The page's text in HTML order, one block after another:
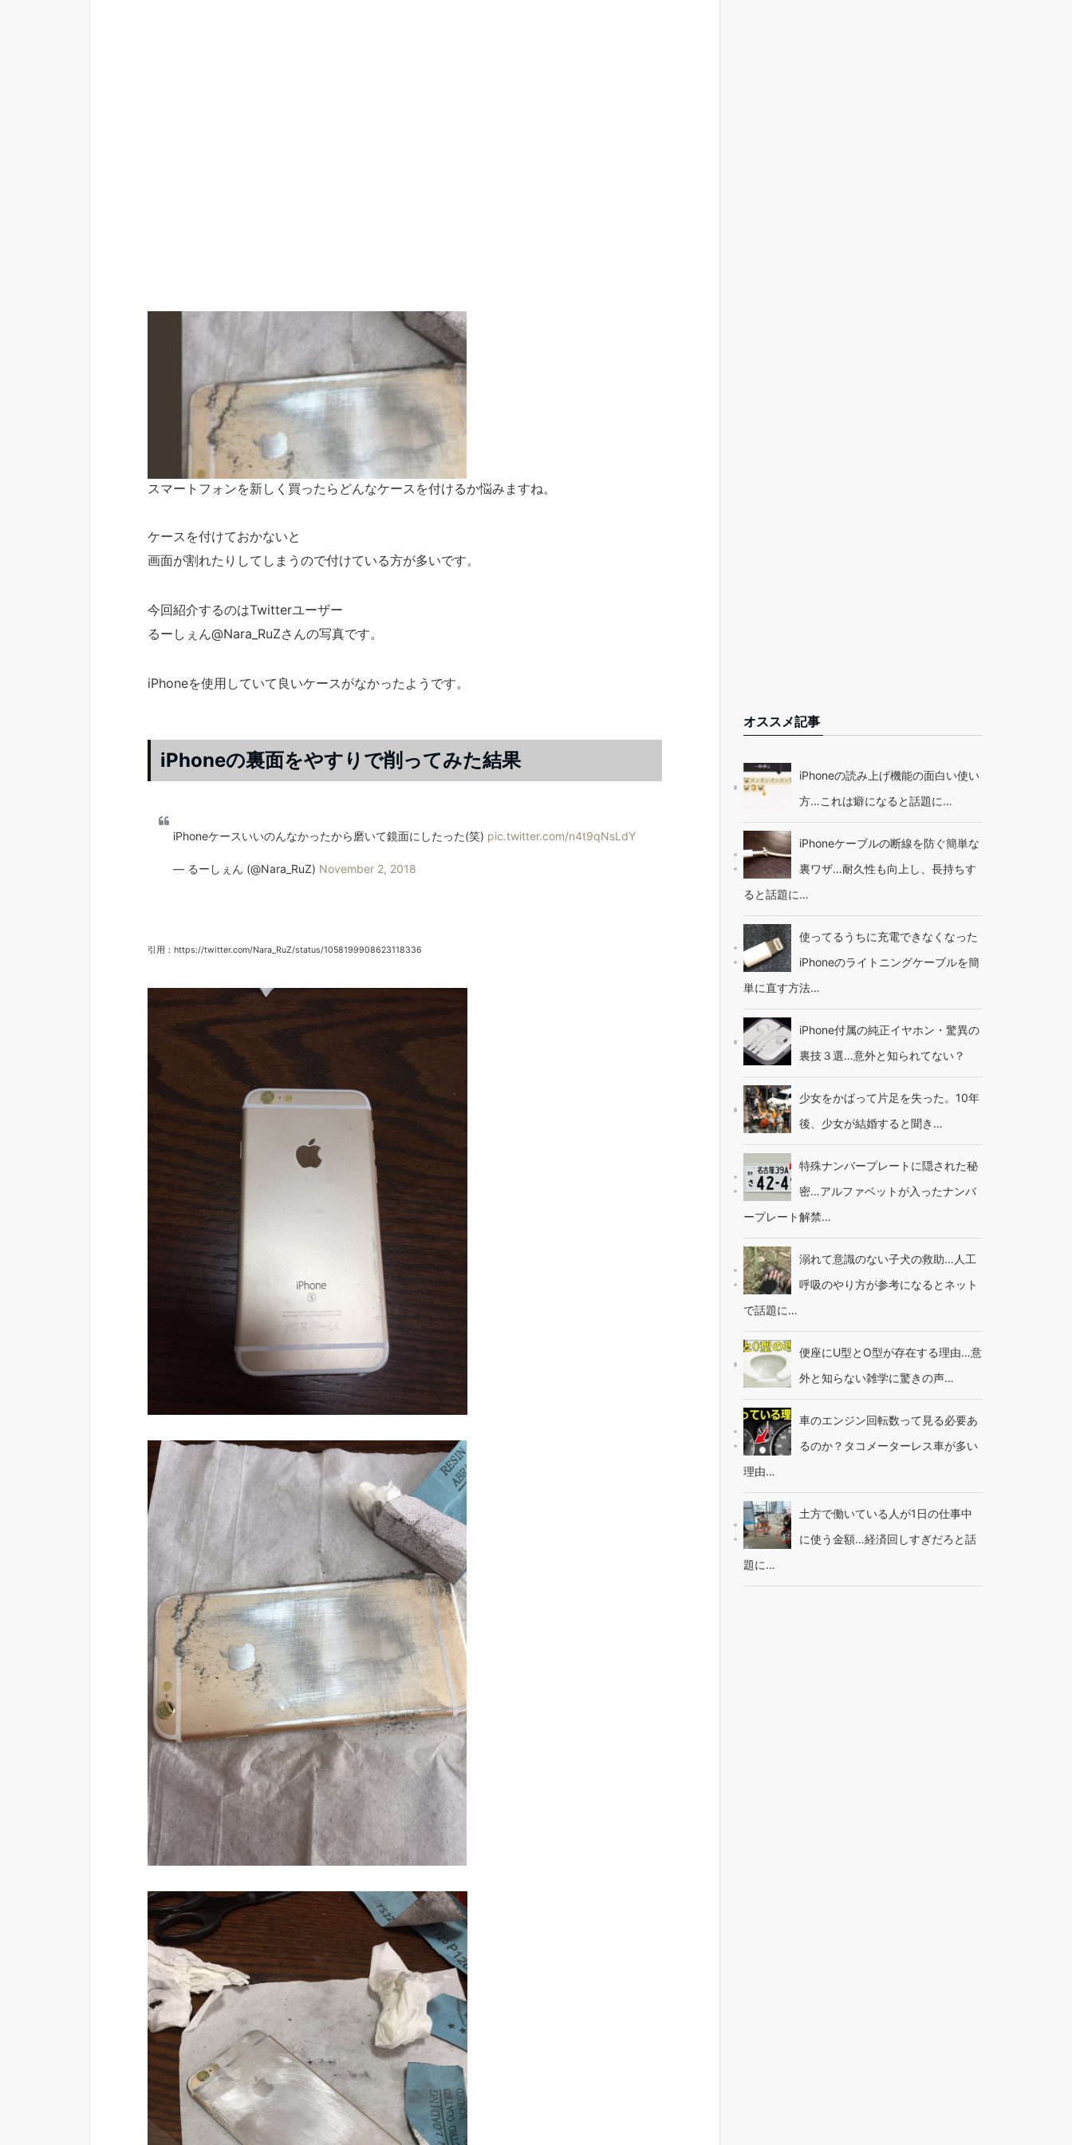
スマートフォンを新しく買ったらどんなケースを付けるか悩みますね。
ケースを付けておかないと
画面が割れたりしてしまうので付けている方が多いです。
今回紹介するのはTwitterユーザー
るーしぇん@Nara_RuZさんの写真です。
iPhoneを使用していて良いケースがなかったようです。
iPhoneの裏面をやすりで削ってみた結果
iPhoneケースいいのんなかったから磨いて鏡面にしたった(笑) pic.twitter.com/n4t9qNsLdY
— るーしぇん (@Nara_RuZ) November 2, 2018
引用：https://twitter.com/Nara_RuZ/status/1058199908623118336
オススメ記事
iPhoneの読み上げ機能の面白い使い
方…これは癖になると話題に…
iPhoneケーブルの断線を防ぐ簡単な
裏ワザ…耐久性も向上し、長持ちす
ると話題に…
使ってるうちに充電できなくなった
iPhoneのライトニングケーブルを簡
単に直す方法…
iPhone付属の純正イヤホン・驚異の
裏技３選…意外と知られてない？
少女をかばって片足を失った。10年
後、少女が結婚すると聞き…
特殊ナンバープレートに隠された秘
密…アルファベットが入ったナンバ
ープレート解禁…
溺れて意識のない子犬の救助…人工
呼吸のやり方が参考になるとネット
で話題に…
便座にU型とO型が存在する理由…意
外と知らない雑学に驚きの声…
車のエンジン回転数って見る必要あ
るのか？タコメーターレス車が多い
理由…
土方で働いている人が1日の仕事中
に使う金額…経済回しすぎだろと話
題に…